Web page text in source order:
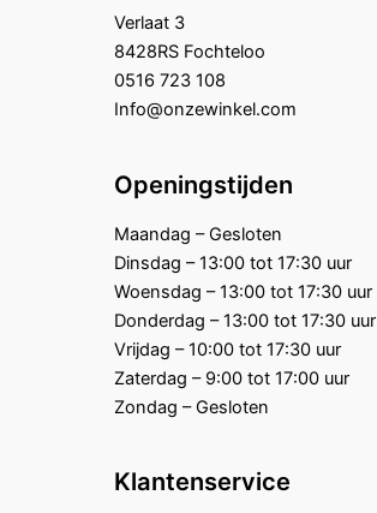
Verlaat 3
8428RS Fochteloo
0516 723 108
Info@onzewinkel.com
Openingstijden
Maandag – Gesloten
Dinsdag – 13:00 tot 17:30 uur
Woensdag – 13:00 tot 17:30 uur
Donderdag – 13:00 tot 17:30 uur
Vrijdag – 10:00 tot 17:30 uur
Zaterdag – 9:00 tot 17:00 uur
Zondag – Gesloten
Klantenservice